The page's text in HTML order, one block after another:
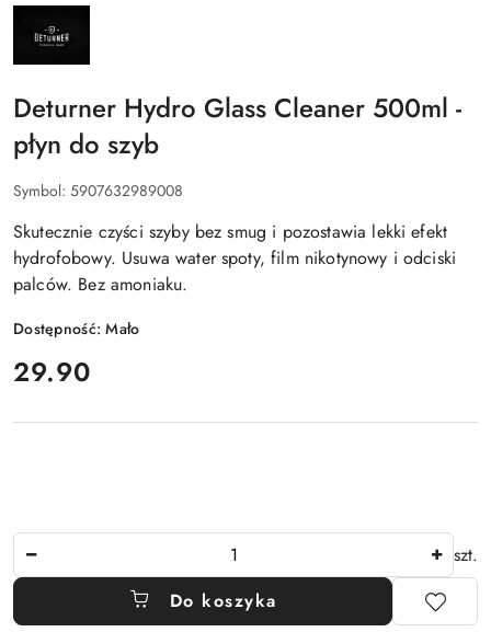
NAZWA
PRODUCENTA:
DETURNER
Deturner Hydro Glass Cleaner 500ml -
płyn do szyb
Symbol: 5907632989008
Skutecznie czyści szyby bez smug i pozostawia lekki efekt
hydrofobowy. Usuwa water spoty, film nikotynowy i odciski
palców. Bez amoniaku.
Dostępność:Mało
cena:
29.90
szt.
Do koszyka